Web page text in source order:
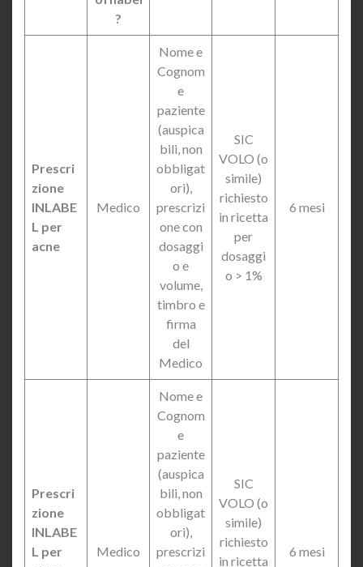
?
Prescri
zione
INLABE
L per
acne
Medico
Nome e
Cognom
e
paziente
(auspica
bili, non
obbligat
ori),
prescrizi
one con
dosaggi
o e
volume,
timbro e
firma
del
Medico
SIC
VOLO (o
simile)
richiesto
in ricetta
per
dosaggi
o > 1%
6 mesi
Prescri
zione
INLABE
L per
Medico
Nome e
Cognom
e
paziente
(auspica
bili, non
obbligat
ori),
prescrizi
SIC
VOLO (o
simile)
richiesto
in ricetta
6 mesi